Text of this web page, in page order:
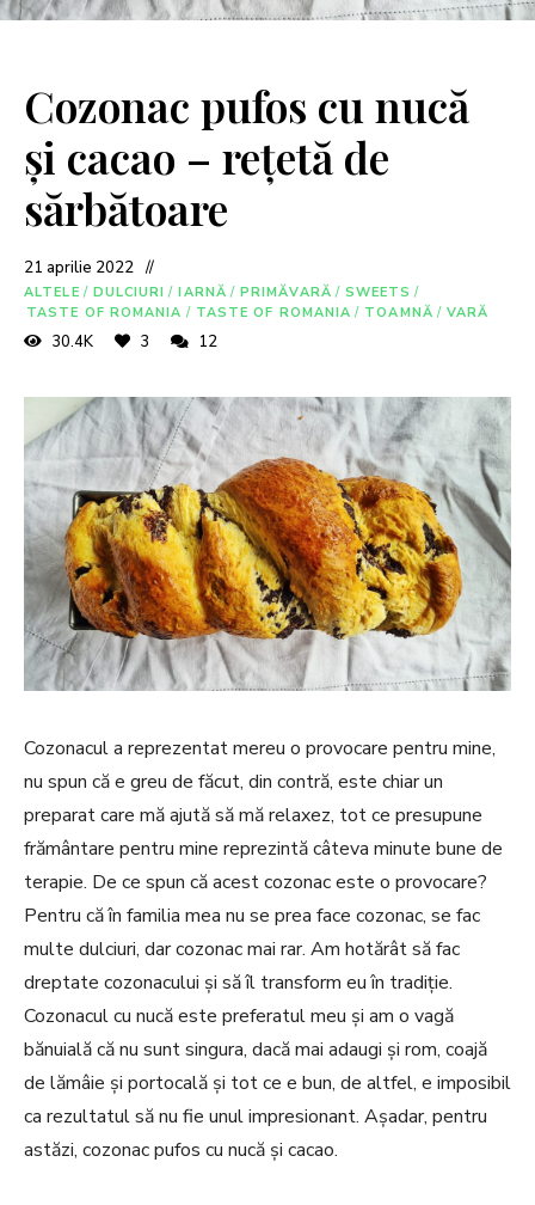
Cozonac pufos cu nucă
și cacao – rețetă de
sărbătoare
21 aprilie 2022
ALTELE / DULCIURI / IARNĂ / PRIMĂVARĂ / SWEETS /
TASTE OF ROMANIA / TASTE OF ROMANIA / TOAMNĂ / VARĂ
30.4K 3 12
Cozonacul a reprezentat mereu o provocare pentru mine,
nu spun că e greu de făcut, din contră, este chiar un
preparat care mă ajută să mă relaxez, tot ce presupune
frământare pentru mine reprezintă câteva minute bune de
terapie. De ce spun că acest cozonac este o provocare?
Pentru că în familia mea nu se prea face cozonac, se fac
multe dulciuri, dar cozonac mai rar. Am hotărât să fac
dreptate cozonacului și să îl transform eu în tradiție.
Cozonacul cu nucă este preferatul meu și am o vagă
bănuială că nu sunt singura, dacă mai adaugi și rom, coajă
de lămâie și portocală și tot ce e bun, de altfel, e imposibil
ca rezultatul să nu fie unul impresionant. Așadar, pentru
astăzi, cozonac pufos cu nucă și cacao.